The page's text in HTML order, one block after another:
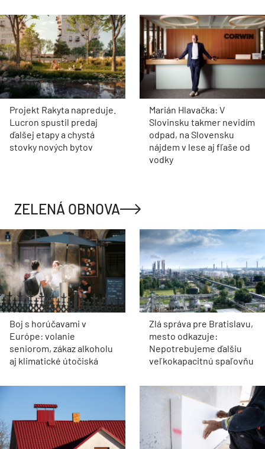
Projekt Rakyta napreduje.
Lucron spustil predaj
ďalšej etapy a chystá
stovky nových bytov
Marián Hlavačka: V
Slovinsku takmer nevidím
odpad, na Slovensku
nájdem v lese aj fľaše od
vodky
ZELENÁ OBNOVA
Boj s horúčavami v
Európe: volanie
seniorom, zákaz alkoholu
aj klimatické útočiská
Zlá správa pre Bratislavu,
mesto odkazuje:
Nepotrebujeme ďalšiu
veľkokapacitnú spaľovňu